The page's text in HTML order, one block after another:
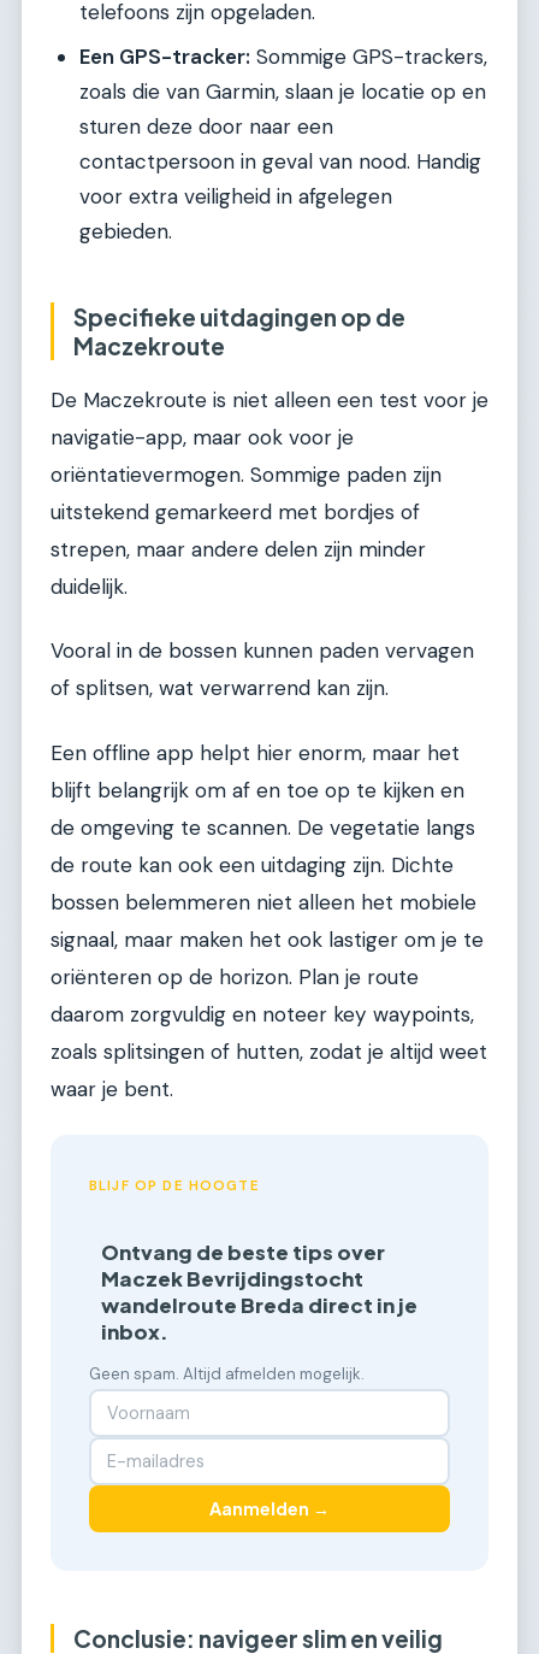
telefoons zijn opgeladen.
Een GPS-tracker: Sommige GPS-trackers,
zoals die van Garmin, slaan je locatie op en
sturen deze door naar een
contactpersoon in geval van nood. Handig
voor extra veiligheid in afgelegen
gebieden.
Specifieke uitdagingen op de
Maczekroute
De Maczekroute is niet alleen een test voor je
navigatie-app, maar ook voor je
oriëntatievermogen. Sommige paden zijn
uitstekend gemarkeerd met bordjes of
strepen, maar andere delen zijn minder
duidelijk.
Vooral in de bossen kunnen paden vervagen
of splitsen, wat verwarrend kan zijn.
Een offline app helpt hier enorm, maar het
blijft belangrijk om af en toe op te kijken en
de omgeving te scannen. De vegetatie langs
de route kan ook een uitdaging zijn. Dichte
bossen belemmeren niet alleen het mobiele
signaal, maar maken het ook lastiger om je te
oriënteren op de horizon. Plan je route
daarom zorgvuldig en noteer key waypoints,
zoals splitsingen of hutten, zodat je altijd weet
waar je bent.
BLIJF OP DE HOOGTE
Ontvang de beste tips over
Maczek Bevrijdingstocht
wandelroute Breda direct in je
inbox.
Geen spam. Altijd afmelden mogelijk.
Aanmelden →
Conclusie: navigeer slim en veilig